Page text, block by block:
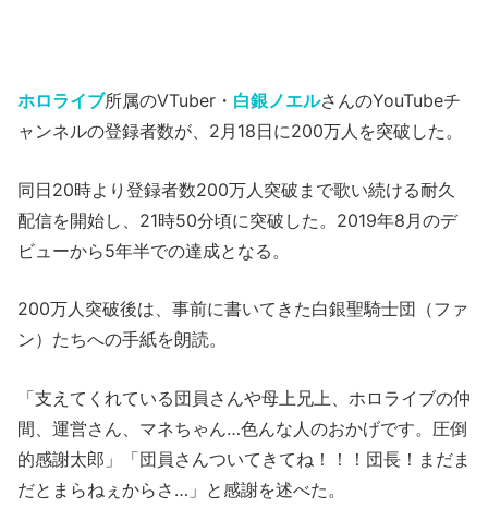
ホロライブ所属のVTuber・ 白銀ノエルさんのYouTubeチ
ャンネルの登録者数が、2月18日に200万人を突破した。
同日20時より登録者数200万人突破まで歌い続ける耐久
配信を開始し、21時50分頃に突破した。2019年8月のデ
ビューから5年半での達成となる。
200万人突破後は、事前に書いてきた白銀聖騎士団（ファ
ン）たちへの手紙を朗読。
「支えてくれている団員さんや母上兄上、ホロライブの仲
間、運営さん、マネちゃん…色んな人のおかげです。圧倒
的感謝太郎」「団員さんついてきてね！！！団長！まだま
だとまらねぇからさ…」と感謝を述べた。